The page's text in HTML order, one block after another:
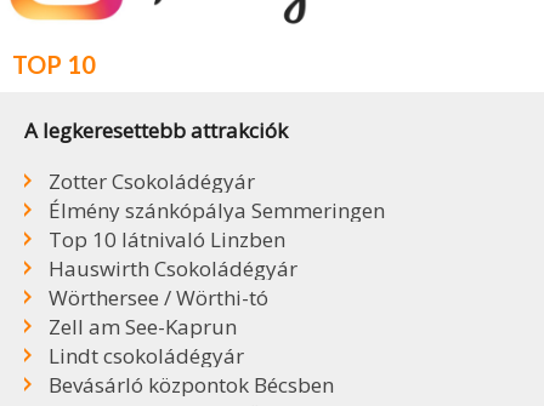
TOP 10
A legkeresettebb attrakciók
Zotter Csokoládégyár
Élmény szánkópálya Semmeringen
Top 10 látnivaló Linzben
Hauswirth Csokoládégyár
Wörthersee / Wörthi-tó
Zell am See-Kaprun
Lindt csokoládégyár
Bevásárló központok Bécsben